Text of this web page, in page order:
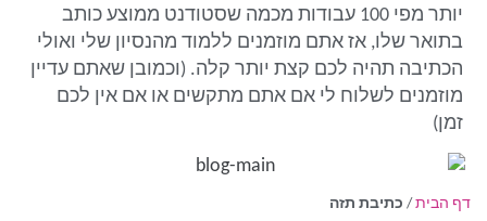
יותר מפי 100 עבודות מכמה שסטודנט ממוצע כותב
בתואר שלו, אז אתם מוזמנים ללמוד מהנסיון שלי ואולי
הכתיבה תהיה לכם קצת יותר קלה. (וכמובן שאתם עדיין
מוזמנים לשלוח לי אם אתם מתקשים או אם אין לכם
זמן)
דף הבית / כתיבת תזה